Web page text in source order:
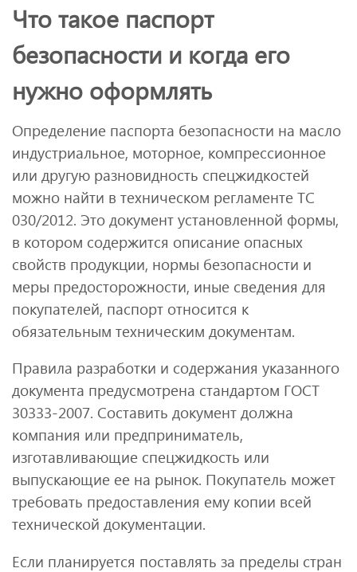
Что такое паспорт
безопасности и когда его
нужно оформлять
Определение паспорта безопасности на масло
индустриальное, моторное, компрессионное
или другую разновидность спецжидкостей
можно найти в техническом регламенте ТС
030/2012. Это документ установленной формы,
в котором содержится описание опасных
свойств продукции, нормы безопасности и
меры предосторожности, иные сведения для
покупателей, паспорт относится к
обязательным техническим документам.
Правила разработки и содержания указанного
документа предусмотрена стандартом ГОСТ
30333-2007. Составить документ должна
компания или предприниматель,
изготавливающие спецжидкость или
выпускающие ее на рынок. Покупатель может
требовать предоставления ему копии всей
технической документации.
Если планируется поставлять за пределы стран